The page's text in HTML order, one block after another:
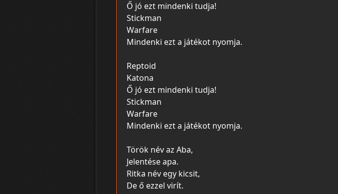
Ő jó ezt mindenki tudja!
Stickman
Warfare
Mindenki ezt a játékot nyomja.
Reptoid
Katona
Ő jó ezt mindenki tudja!
Stickman
Warfare
Mindenki ezt a játékot nyomja.
Török név az Aba,
Jelentése apa.
Ritka név egy kicsit,
De ő ezzel virít.